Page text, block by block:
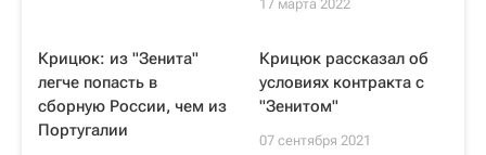
17 марта 2022
Крицюк: из "Зенита"
легче попасть в
сборную России, чем из
Португалии
Крицюк рассказал об
условиях контракта с
"Зенитом"
07 сентября 2021